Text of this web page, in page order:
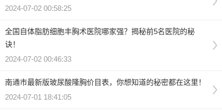
2024-07-02 00:58:25
全国自体脂肪细胞丰胸术医院哪家强？揭秘前5名医院的秘
诀！
2024-07-02 00:46:33
南通市最新版玻尿酸隆胸价目表，你想知道的秘密都在这里！
2024-07-01 18:41:05